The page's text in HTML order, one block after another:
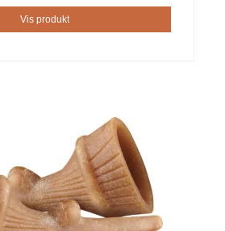
Vis produkt